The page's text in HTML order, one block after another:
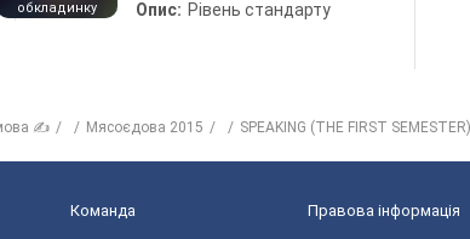
обкладинку
Опис: Рівень стандарту
✍ Мясоєдова 2015 SPEAKING (THE FIRST SEMESTER)
Команда Правова інформація